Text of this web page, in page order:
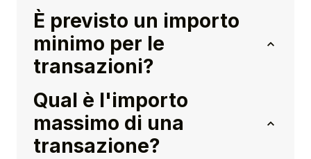
È previsto un importo
minimo per le
transazioni?
Qual è l'importo
massimo di una
transazione?